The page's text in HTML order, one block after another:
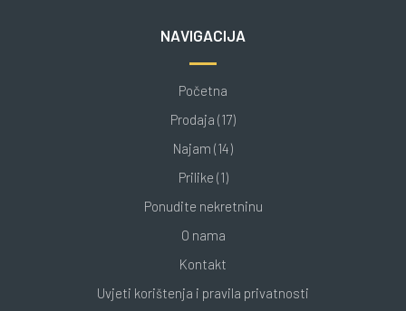
NAVIGACIJA
Početna
Prodaja (17)
Najam (14)
Prilike (1)
Ponudite nekretninu
O nama
Kontakt
Uvjeti korištenja i pravila privatnosti